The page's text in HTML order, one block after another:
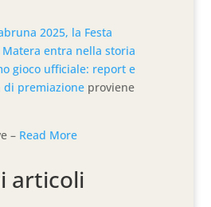
2025, la Festa
entra nella storia
gioco ufficiale: report e
di premiazione proviene
– Read More
articoli